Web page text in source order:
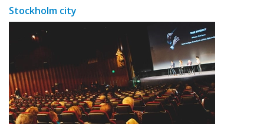
Stockholm city